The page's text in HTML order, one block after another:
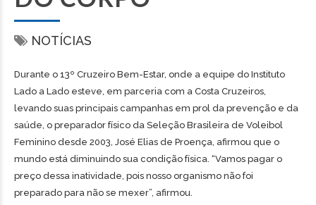
NOTÍCIAS
Durante o 13º Cruzeiro Bem-Estar, onde a equipe do Instituto
Lado a Lado esteve, em parceria com a Costa Cruzeiros,
levando suas principais campanhas em prol da prevenção e da
saúde, o preparador físico da Seleção Brasileira de Voleibol
Feminino desde 2003, José Elias de Proença, afirmou que o
mundo está diminuindo sua condição física. “Vamos pagar o
preço dessa inatividade, pois nosso organismo não foi
preparado para não se mexer”, afirmou.